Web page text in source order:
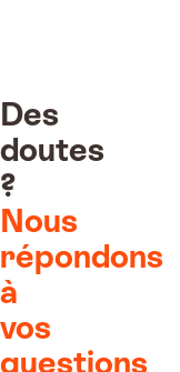
reçu !
traitent votre
Des
doutes
?
Nous
répondons
à
vos
questions